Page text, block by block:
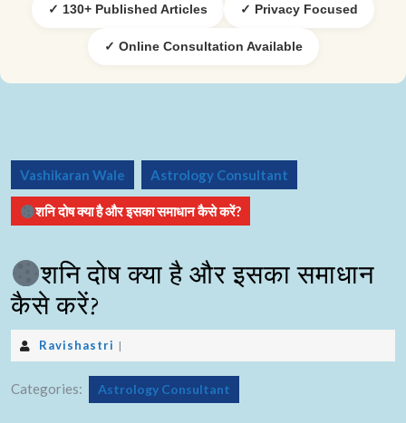
✓ 130+ Published Articles ✓ Privacy Focused
✓ Online Consultation Available
Vashikaran Wale Astrology Consultant
शनि दोष क्या है और इसका समाधान कैसे करें?
शनि दोष क्या है और इसका समाधान
कैसे करें?
Ravishastri |
Categories: Astrology Consultant